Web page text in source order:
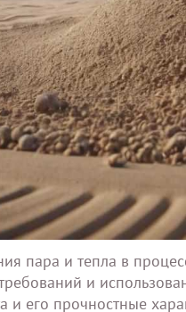
пара и тепла в
и
и его прочностные